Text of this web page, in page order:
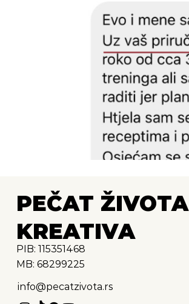
PEČAT ŽIVOTA
KREATIVA
PIB: 115351468
MB: 68299225
info@pecatzivota.rs